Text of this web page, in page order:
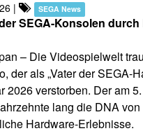
| SEGA News
SEGA-Konsolen
– Die Videospielwelt
der als „Vater der SEGA-
2026 verstorben. Der am
lang die DNA
Hardware-Erlebnisse.